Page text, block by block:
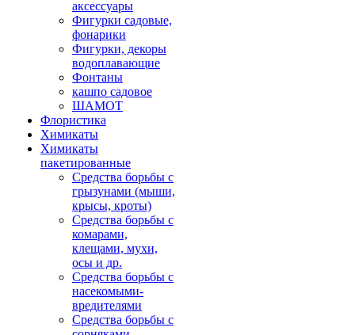
аксессуары
Фигурки садовые,
фонарики
Фигурки, декоры
водоплавающие
Фонтаны
кашпо садовое
ШАМОТ
Флористика
Химикаты
Химикаты
пакетированные
Средства борьбы с
грызунами (мыши,
крысы, кроты)
Средства борьбы с
комарами,
клещами, мухи,
осы и др.
Средства борьбы с
насекомыми-
вредителями
Средства борьбы с